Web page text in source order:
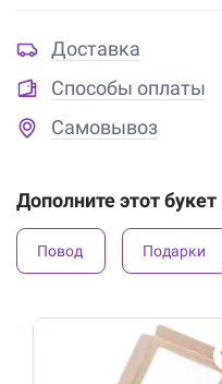
Доставка
Способы оплаты
Самовывоз
Дополните этот
Повод Подарки